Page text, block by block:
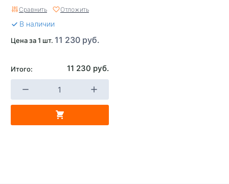
Сравнить Отложить
В наличии
Цена за 1 шт. 11 230 руб.
Итого: 11 230 руб.